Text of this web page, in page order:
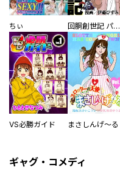
ちぃ 回胴創世記 パチスロを創った男達
VS必勝ガイド まさしんげ～る
ギャグ・コメディ